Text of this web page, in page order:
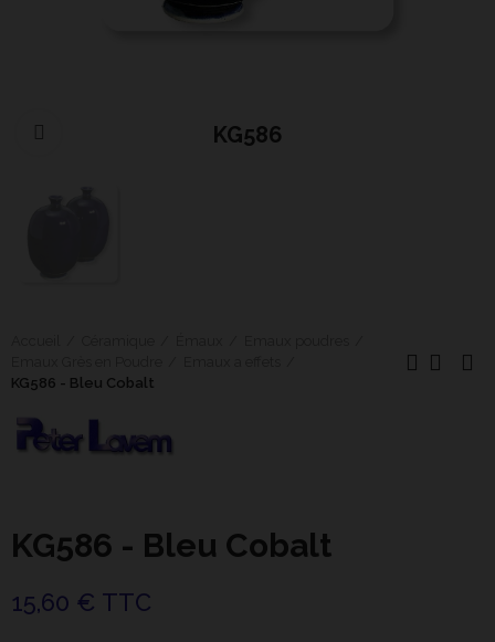
KG586
KG586 - Bleu Cobalt
KG586 - Bleu Cobalt
15,60 € TTC